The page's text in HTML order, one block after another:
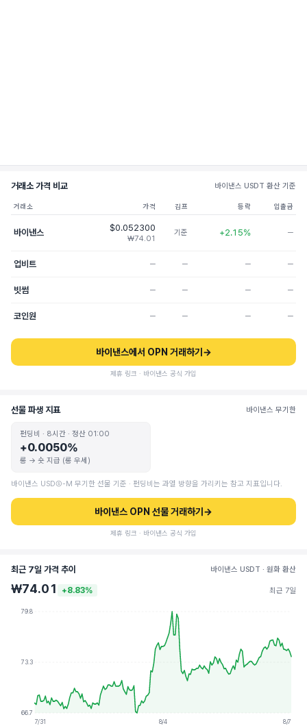
거래소 가격 비교 바이낸스 USDT 환산 기준
거래소 가격 김프 등락 입출금
바이낸스 $0.052300
₩74.01
기준 +2.15% ─
업비트 ─ ─ ─ ─
빗썸 ─ ─ ─ ─
코인원 ─ ─ ─ ─
바이낸스에서 OPN 거래하기 →
제휴 링크 · 바이낸스 공식 가입
선물 파생 지표 바이낸스 무기한
펀딩비 · 8시간 · 정산 01:00
+0.0050%
롱 → 숏 지급 (롱 우세)
바이낸스 USDⓈ-M 무기한 선물 기준 · 펀딩비는 과열 방향을 가리키는 참고 지표입니다.
바이낸스 OPN 선물 거래하기 →
제휴 링크 · 바이낸스 공식 가입
최근 7일 가격 추이 바이낸스 USDT · 원화 환산
₩74.01 +8.83% 최근 7일
79.8
73.3
66.7
7/31
8/4 8/7